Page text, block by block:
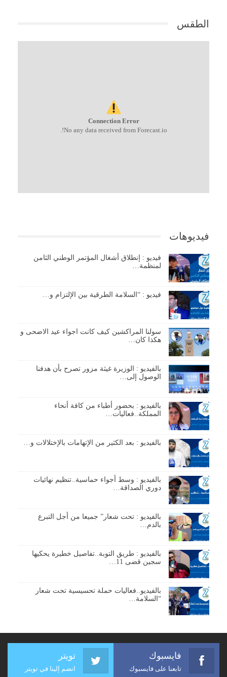
الطقس
Connection Error
No any data received from Forecast.io!.
فيديوهات
فيديو : إنطلاق أشغال المؤتمر الوطني الثامن
لمنظمة…
فيديو : “السلامة الطرقية بين الإلتزام و…
سولنا المراكشين كيف كانت اجواء عيد الاضحى و
هكذا كان…
بالفيديو : الوزيرة غيثة مزور تصرح بأن هدفنا
الوصول إلى…
بالفيديو : بحضور أطباء من كافة أنحاء
المملكة..فعاليات…
بالفيديو : بعد الكثير من الإتهامات بالإختلالات و…
بالفيديو : وسط أجواء حماسية..تنظيم نهائيات
دوري الصداقة…
بالفيديو : تحت شعار” جميعا من أجل التبرع
بالدم…
بالفيديو : طريق التوبة..تفاصيل خطيرة يحكيها
سجين قضى 11…
بالفيديو..فعاليات حملة تحسيسية تحت شعار
“السلامة…
فايسبوك
تابعنا على فايسبوك
تويتر
انضم إلينا في تويتر